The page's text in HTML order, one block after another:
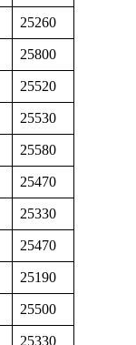
25260
25800
25520
25530
25580
25470
25330
25470
25190
25500
25330